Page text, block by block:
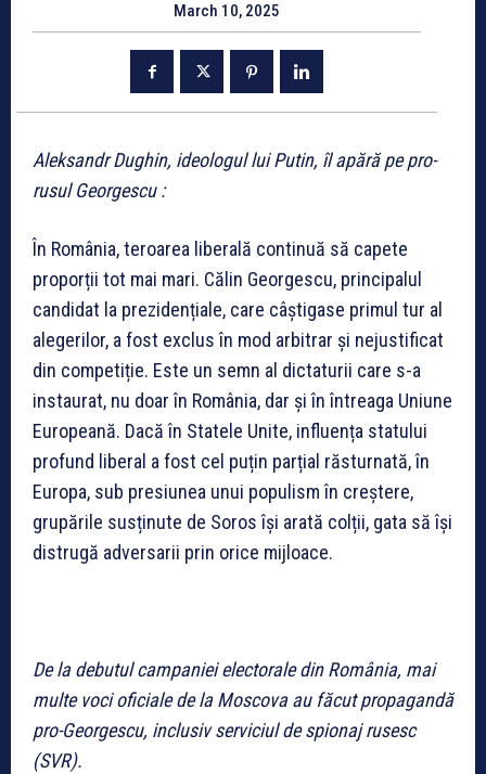
March 10, 2025
Aleksandr Dughin, ideologul lui Putin, îl apără pe pro-
rusul Georgescu :
În România, teroarea liberală continuă să capete
proporții tot mai mari. Călin Georgescu, principalul
candidat la prezidențiale, care câștigase primul tur al
alegerilor, a fost exclus în mod arbitrar și nejustificat
din competiție. Este un semn al dictaturii care s-a
instaurat, nu doar în România, dar și în întreaga Uniune
Europeană. Dacă în Statele Unite, influența statului
profund liberal a fost cel puțin parțial răsturnată, în
Europa, sub presiunea unui populism în creștere,
grupările susținute de Soros își arată colții, gata să își
distrugă adversarii prin orice mijloace.
De la debutul campaniei electorale din România, mai
multe voci oficiale de la Moscova au făcut propagandă
pro-Georgescu, inclusiv serviciul de spionaj rusesc
(SVR).